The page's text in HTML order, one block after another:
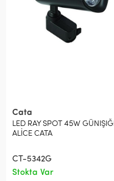
Cata
LED RAY SPOT 45W GÜNIŞIĞI
ALİCE CATA
CT-5342G
Stokta Var